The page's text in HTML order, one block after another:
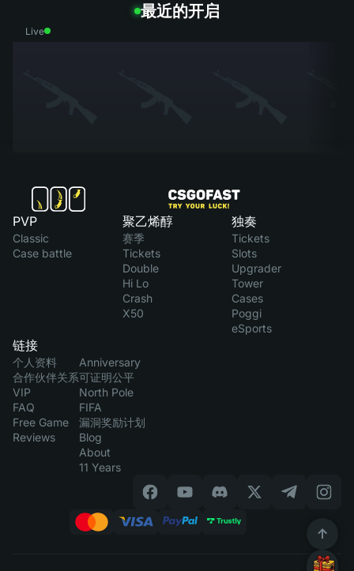
最近的开启
Live
PVP
Classic
Case battle
聚乙烯醇
赛季
Tickets
Double
Hi Lo
Crash
X50
独奏
Tickets
Slots
Upgrader
Tower
Cases
Poggi
eSports
链接
个人资料
合作伙伴关系
VIP
FAQ
Free Game
Reviews
Anniversary
可证明公平
North Pole
FIFA
漏洞奖励计划
Blog
About
11 Years